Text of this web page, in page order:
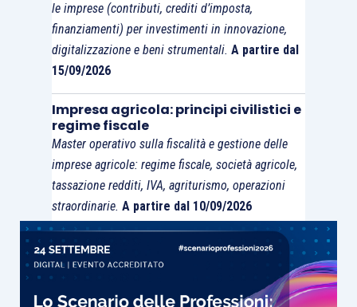
le imprese (contributi, crediti d’imposta,
finanziamenti) per investimenti in innovazione,
digitalizzazione e beni strumentali. A partire dal
15/09/2026
Impresa agricola: principi civilistici e
regime fiscale
Master operativo sulla fiscalità e gestione delle
imprese agricole: regime fiscale, società agricole,
tassazione redditi, IVA, agriturismo, operazioni
straordinarie. A partire dal 10/09/2026